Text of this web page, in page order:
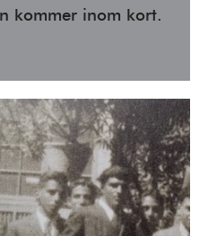
kommer inom kort.